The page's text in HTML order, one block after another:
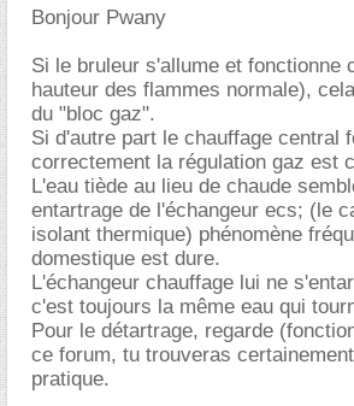
Bonjour Pwany
Si le bruleur s'allume et fonctionne
hauteur des flammes normale),
du "bloc gaz".
Si d'autre part le chauffage central
correctement la régulation gaz est
L'eau tiède au lieu de chaude
entartrage de l'échangeur ecs; (le
isolant thermique) phénomène
domestique est dure.
L'échangeur chauffage lui ne
c'est toujours la même eau qui
Pour le détartrage, regarde
ce forum, tu trouveras
pratique.